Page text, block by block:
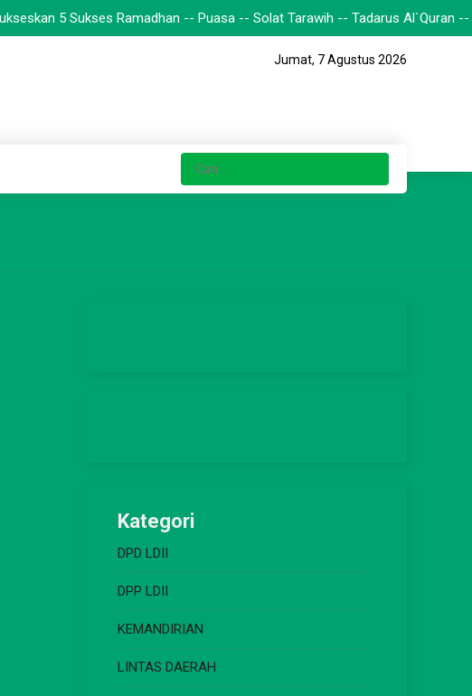
5 Sukses Ramadhan -- Puasa -- Solat Tarawih -- Tadarus Al`Quran --
Jumat, 7 Agustus 2026
Kategori
DPD LDII
DPP LDII
KEMANDIRIAN
LINTAS DAERAH